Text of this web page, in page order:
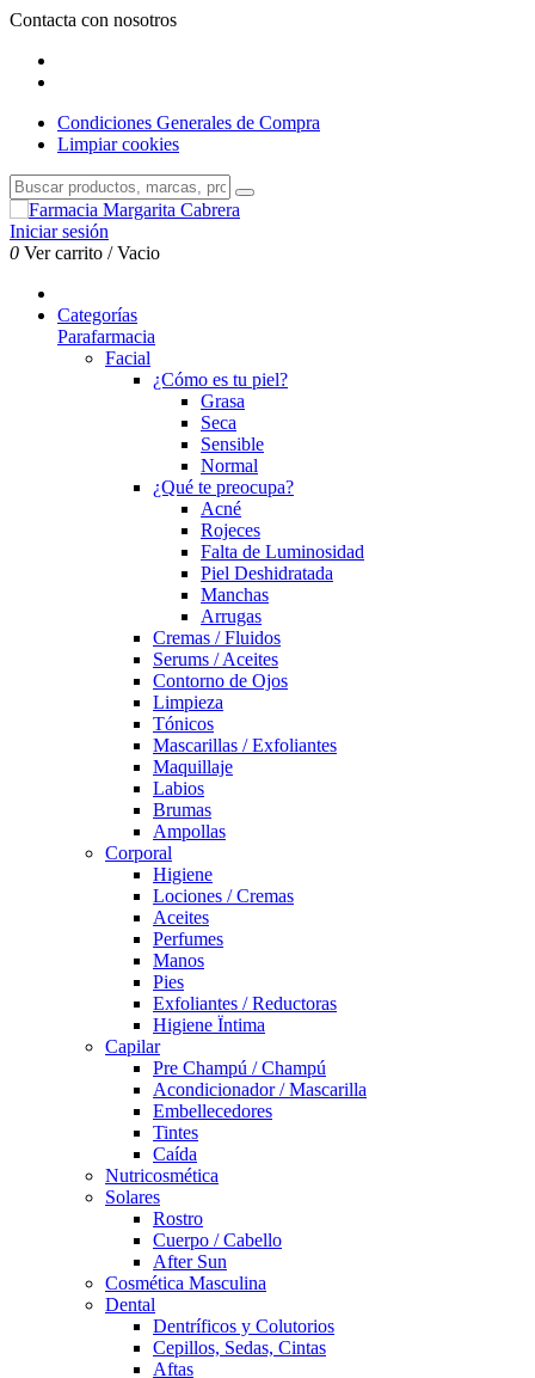
Contacta con nosotros
Condiciones Generales de Compra
Limpiar cookies
Iniciar sesión
0 Ver carrito /Vacio
Categorías
Parafarmacia
Facial
¿Cómo es tu piel?
Grasa
Seca
Sensible
Normal
¿Qué te preocupa?
Acné
Rojeces
Falta de Luminosidad
Piel Deshidratada
Manchas
Arrugas
Cremas / Fluidos
Serums / Aceites
Contorno de Ojos
Limpieza
Tónicos
Mascarillas / Exfoliantes
Maquillaje
Labios
Brumas
Ampollas
Corporal
Higiene
Lociones / Cremas
Aceites
Perfumes
Manos
Pies
Exfoliantes / Reductoras
Higiene Ïntima
Capilar
Pre Champú / Champú
Acondicionador / Mascarilla
Embellecedores
Tintes
Caída
Nutricosmética
Solares
Rostro
Cuerpo / Cabello
After Sun
Cosmética Masculina
Dental
Dentríficos y Colutorios
Cepillos, Sedas, Cintas
Aftas